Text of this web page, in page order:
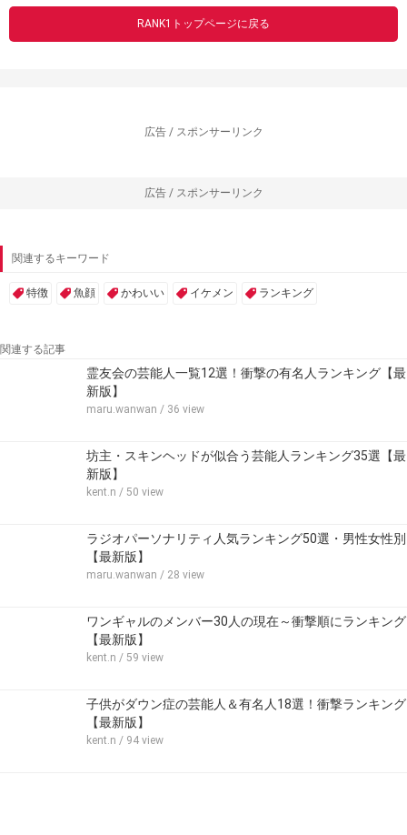
RANK1トップページに戻る
広告 / スポンサーリンク
広告 / スポンサーリンク
関連するキーワード
特徴 魚顔 かわいい イケメン ランキング
関連する記事
霊友会の芸能人一覧12選！衝撃の有名人ランキング【最
新版】
maru.wanwan / 36 view
坊主・スキンヘッドが似合う芸能人ランキング35選【最
新版】
kent.n / 50 view
ラジオパーソナリティ人気ランキング50選・男性女性別
【最新版】
maru.wanwan / 28 view
ワンギャルのメンバー30人の現在～衝撃順にランキング
【最新版】
kent.n / 59 view
子供がダウン症の芸能人＆有名人18選！衝撃ランキング
【最新版】
kent.n / 94 view